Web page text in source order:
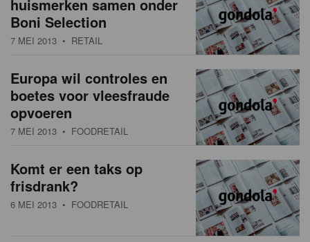
c
h
huismerken samen onder
Boni Selection
7 MEI 2013 • RETAIL
Europa wil controles en
boetes voor vleesfraude
opvoeren
7 MEI 2013 • FOODRETAIL
Komt er een taks op
frisdrank?
6 MEI 2013 • FOODRETAIL